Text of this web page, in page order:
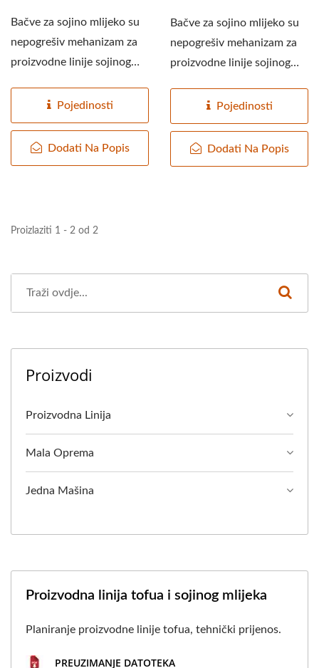
Bačve za sojino mlijeko su
nepogrešiv mehanizam za
proizvodne linije sojinog
Pojedinosti
Dodati Na Popis
Bačve za sojino mlijeko su
nepogrešiv mehanizam za
proizvodne linije sojinog
Pojedinosti
Dodati Na Popis
Proizlaziti 1 - 2 od 2
Proizvodi
Proizvodna Linija
Mala Oprema
Jedna Mašina
Proizvodna linija tofua i sojinog mlijeka
Planiranje proizvodne linije tofua, tehnički prijenos.
PREUZIMANJE DATOTEKA